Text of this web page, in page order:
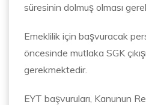
süresinin dolmuş olması
Emeklilik için başvuracak
öncesinde mutlaka SGK
gerekmektedir.
EYT başvuruları, Kanunun